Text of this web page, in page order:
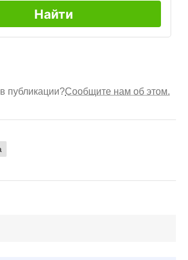
публикации?Сообщите нам об этом.